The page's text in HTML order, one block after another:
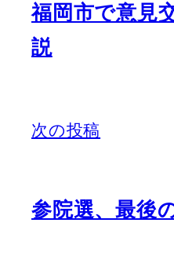
福岡市で意見
説
次の投稿
参院選、最後